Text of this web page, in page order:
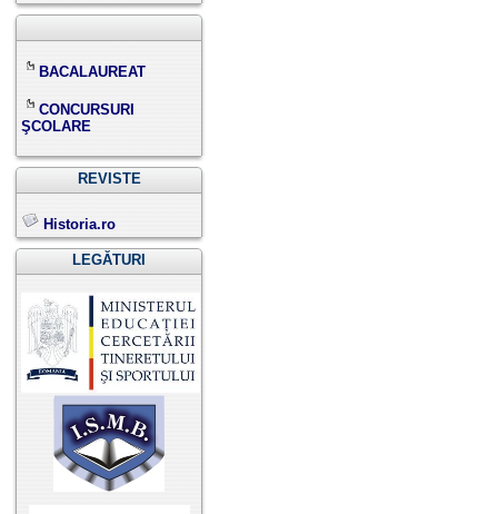
BACALAUREAT
CONCURSURI
ŞCOLARE
REVISTE
Historia.ro
LEGĂTURI